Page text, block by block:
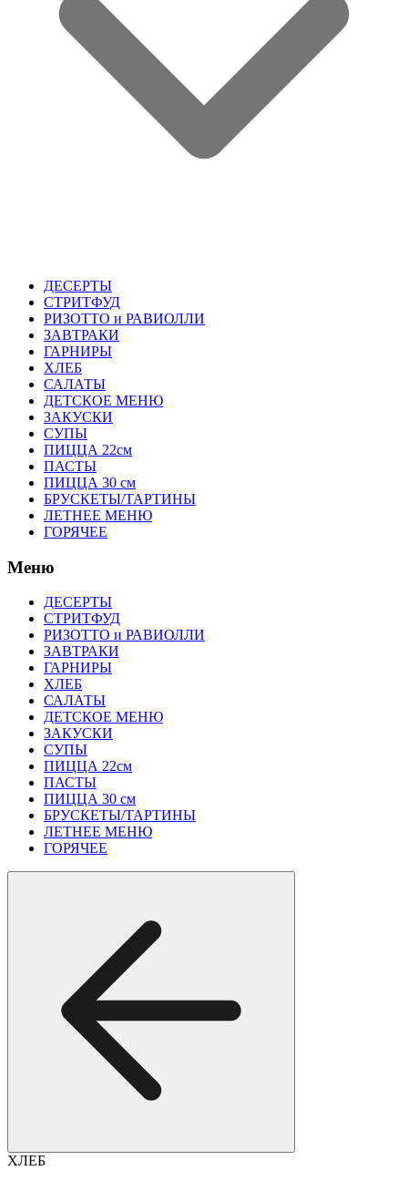
ДЕСЕРТЫ
СТРИТФУД
РИЗОТТО и РАВИОЛЛИ
ЗАВТРАКИ
ГАРНИРЫ
ХЛЕБ
САЛАТЫ
ДЕТСКОЕ МЕНЮ
ЗАКУСКИ
СУПЫ
ПИЦЦА 22см
ПАСТЫ
ПИЦЦА 30 см
БРУСКЕТЫ/ТАРТИНЫ
ЛЕТНЕЕ МЕНЮ
ГОРЯЧЕЕ
Меню
ДЕСЕРТЫ
СТРИТФУД
РИЗОТТО и РАВИОЛЛИ
ЗАВТРАКИ
ГАРНИРЫ
ХЛЕБ
САЛАТЫ
ДЕТСКОЕ МЕНЮ
ЗАКУСКИ
СУПЫ
ПИЦЦА 22см
ПАСТЫ
ПИЦЦА 30 см
БРУСКЕТЫ/ТАРТИНЫ
ЛЕТНЕЕ МЕНЮ
ГОРЯЧЕЕ
ХЛЕБ